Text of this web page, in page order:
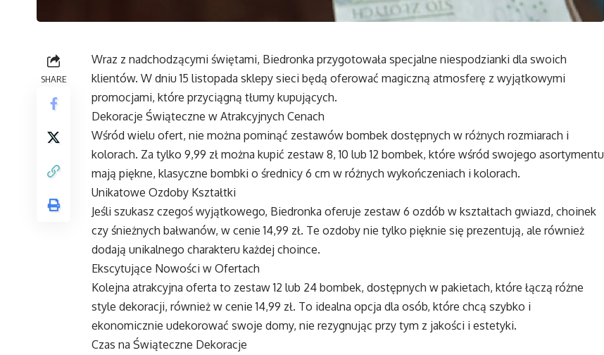
SHARE
Wraz z nadchodzącymi świętami, Biedronka przygotowała specjalne niespodzianki dla swoich
klientów. W dniu 15 listopada sklepy sieci będą oferować magiczną atmosferę z wyjątkowymi
promocjami, które przyciągną tłumy kupujących.
Dekoracje Świąteczne w Atrakcyjnych Cenach
Wśród wielu ofert, nie można pominąć zestawów bombek dostępnych w różnych rozmiarach i
kolorach. Za tylko 9,99 zł można kupić zestaw 8, 10 lub 12 bombek, które wśród swojego asortymentu
mają piękne, klasyczne bombki o średnicy 6 cm w różnych wykończeniach i kolorach.
Unikatowe Ozdoby Kształtki
Jeśli szukasz czegoś wyjątkowego, Biedronka oferuje zestaw 6 ozdób w kształtach gwiazd, choinek
czy śnieżnych bałwanów, w cenie 14,99 zł. Te ozdoby nie tylko pięknie się prezentują, ale również
dodają unikalnego charakteru każdej choince.
Ekscytujące Nowości w Ofertach
Kolejna atrakcyjna oferta to zestaw 12 lub 24 bombek, dostępnych w pakietach, które łączą różne
style dekoracji, również w cenie 14,99 zł. To idealna opcja dla osób, które chcą szybko i
ekonomicznie udekorować swoje domy, nie rezygnując przy tym z jakości i estetyki.
Czas na Świąteczne Dekoracje